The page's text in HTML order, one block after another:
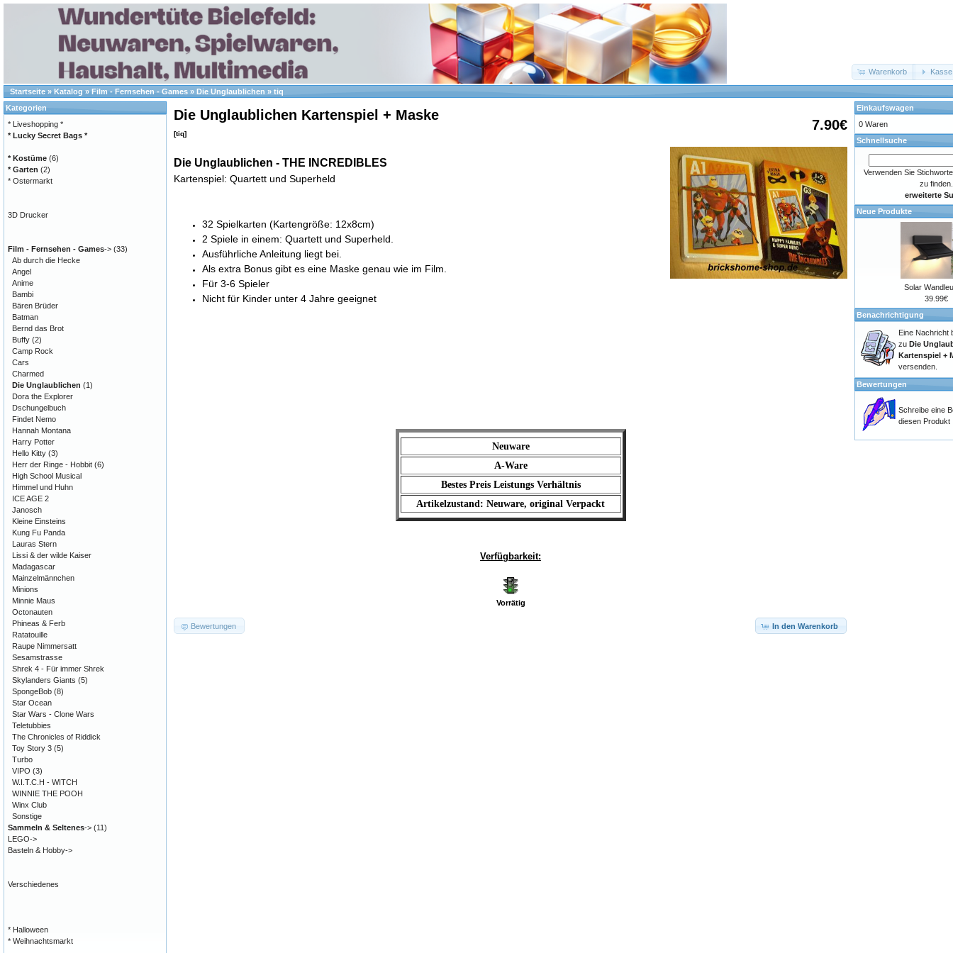
Warenkorb Kasse
Startseite » Katalog » Film - Fernsehen - Games » Die Unglaublichen » tiq
7.90€
Die Unglaublichen Kartenspiel + Maske
[tiq]
Die Unglaublichen - THE INCREDIBLES
Kartenspiel: Quartett und Superheld
32 Spielkarten (Kartengröße: 12x8cm)
2 Spiele in einem: Quartett und Superheld.
Ausführliche Anleitung liegt bei.
Als extra Bonus gibt es eine Maske genau wie im Film.
Für 3-6 Spieler
Nicht für Kinder unter 4 Jahre geeignet
Neuware
A-Ware
Bestes Preis Leistungs Verhältnis
Artikelzustand: Neuware, original Verpackt
Verfügbarkeit:
Vorrätig
In den Warenkorb
Bewertungen
Kategorien
* Liveshopping *
* Lucky Secret Bags *
* Kostüme (6)
* Garten (2)
* Ostermarkt
3D Drucker
Film - Fernsehen - Games-> (33)
Ab durch die Hecke
Angel
Anime
Bambi
Bären Brüder
Batman
Bernd das Brot
Buffy (2)
Camp Rock
Cars
Charmed
Die Unglaublichen (1)
Dora the Explorer
Dschungelbuch
Findet Nemo
Hannah Montana
Harry Potter
Hello Kitty (3)
Herr der Ringe - Hobbit (6)
High School Musical
Himmel und Huhn
ICE AGE 2
Janosch
Kleine Einsteins
Kung Fu Panda
Lauras Stern
Lissi & der wilde Kaiser
Madagascar
Mainzelmännchen
Minions
Minnie Maus
Octonauten
Phineas & Ferb
Ratatouille
Raupe Nimmersatt
Sesamstrasse
Shrek 4 - Für immer Shrek
Skylanders Giants (5)
SpongeBob (8)
Star Ocean
Star Wars - Clone Wars
Teletubbies
The Chronicles of Riddick
Toy Story 3 (5)
Turbo
VIPO (3)
W.I.T.C.H - WITCH
WINNIE THE POOH
Winx Club
Sonstige
Sammeln & Seltenes-> (11)
LEGO->
Basteln & Hobby->
Verschiedenes
* Halloween
* Weihnachtsmarkt
Einkaufswagen
0 Waren
Schnellsuche
Verwenden Sie
zu finden.
erweiterte
Neue Produkte
Solar
39.99€
Benachrichtigung
Eine Nachricht
zu Die
Kartenspiel +
versenden.
Bewertungen
Schreibe eine
diesen Produkt